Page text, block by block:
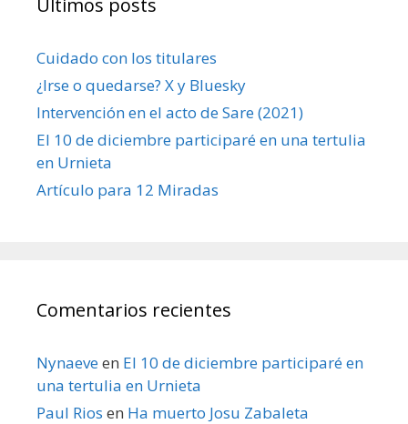
Cuidado con los titulares
¿Irse o quedarse? X y Bluesky
Intervención en el acto de Sare (2021)
El 10 de diciembre participaré en una tertulia
en Urnieta
Artículo para 12 Miradas
Comentarios recientes
Nynaeveen El 10 de diciembre participaré en
una tertulia en Urnieta
Paul Rios en Ha muerto Josu Zabaleta